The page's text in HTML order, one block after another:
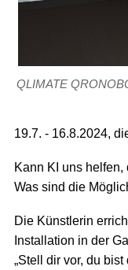
QLIMATE
19.7. - 16.8.2024,
Kann KI uns
Was sind die
Die Künstlerin
Installation in der
„Stell dir vor, du